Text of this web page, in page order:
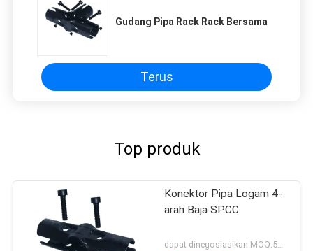
Gudang Pipa Rack Rack Bersama
Terus
Top produk
Konektor Pipa Logam 4-
arah Baja SPCC
dapat dinegosiasikan MOQ:500 Set